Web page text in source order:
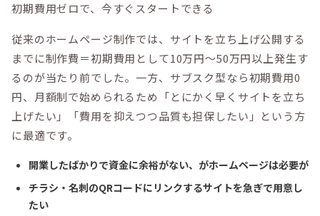
初期費用ゼロで、今すぐスタートできる
従来のホームページ制作では、サイトを立ち上げ公開する
までに制作費＝初期費用として10万円〜50万円以上発生す
るのが当たり前でした。一方、サブスク型なら初期費用0
円、月額制で始められるため「とにかく早くサイトを立ち
上げたい」「費用を抑えつつ品質も担保したい」という方
に最適です。
開業したばかりで資金に余裕がない、がホームページは必要が
チラシ・名刺のQRコードにリンクするサイトを急ぎで用意し
たい